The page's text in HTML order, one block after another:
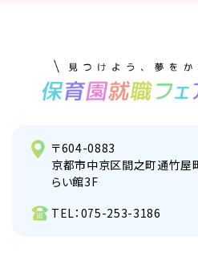
〒604-0883
京都市中京区間之町通竹屋
らい館3F
TEL： 075-253-3186